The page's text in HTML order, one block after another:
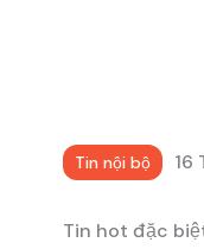
Tin nội bộ 16
Tin hot đặc